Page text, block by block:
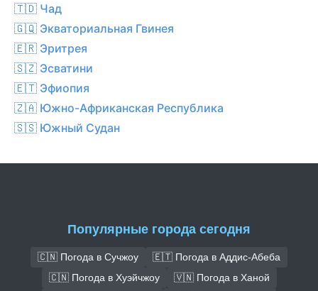
🇹🇩 Чад
🇬🇶 Экваториальная Гвинея
🇪🇷 Эритрея
🇸🇿 Эсватини
🇪🇹 Эфиопия
🇿🇦 Южно-Африканская Республика
🇸🇸 Южный Судан
Популярные города сегодня
🇨🇳 Погода в Сучжоу
🇪🇹 Погода в Аддис-Абеба
🇨🇳 Погода в Хуэйчжоу
🇻🇳 Погода в Ханой